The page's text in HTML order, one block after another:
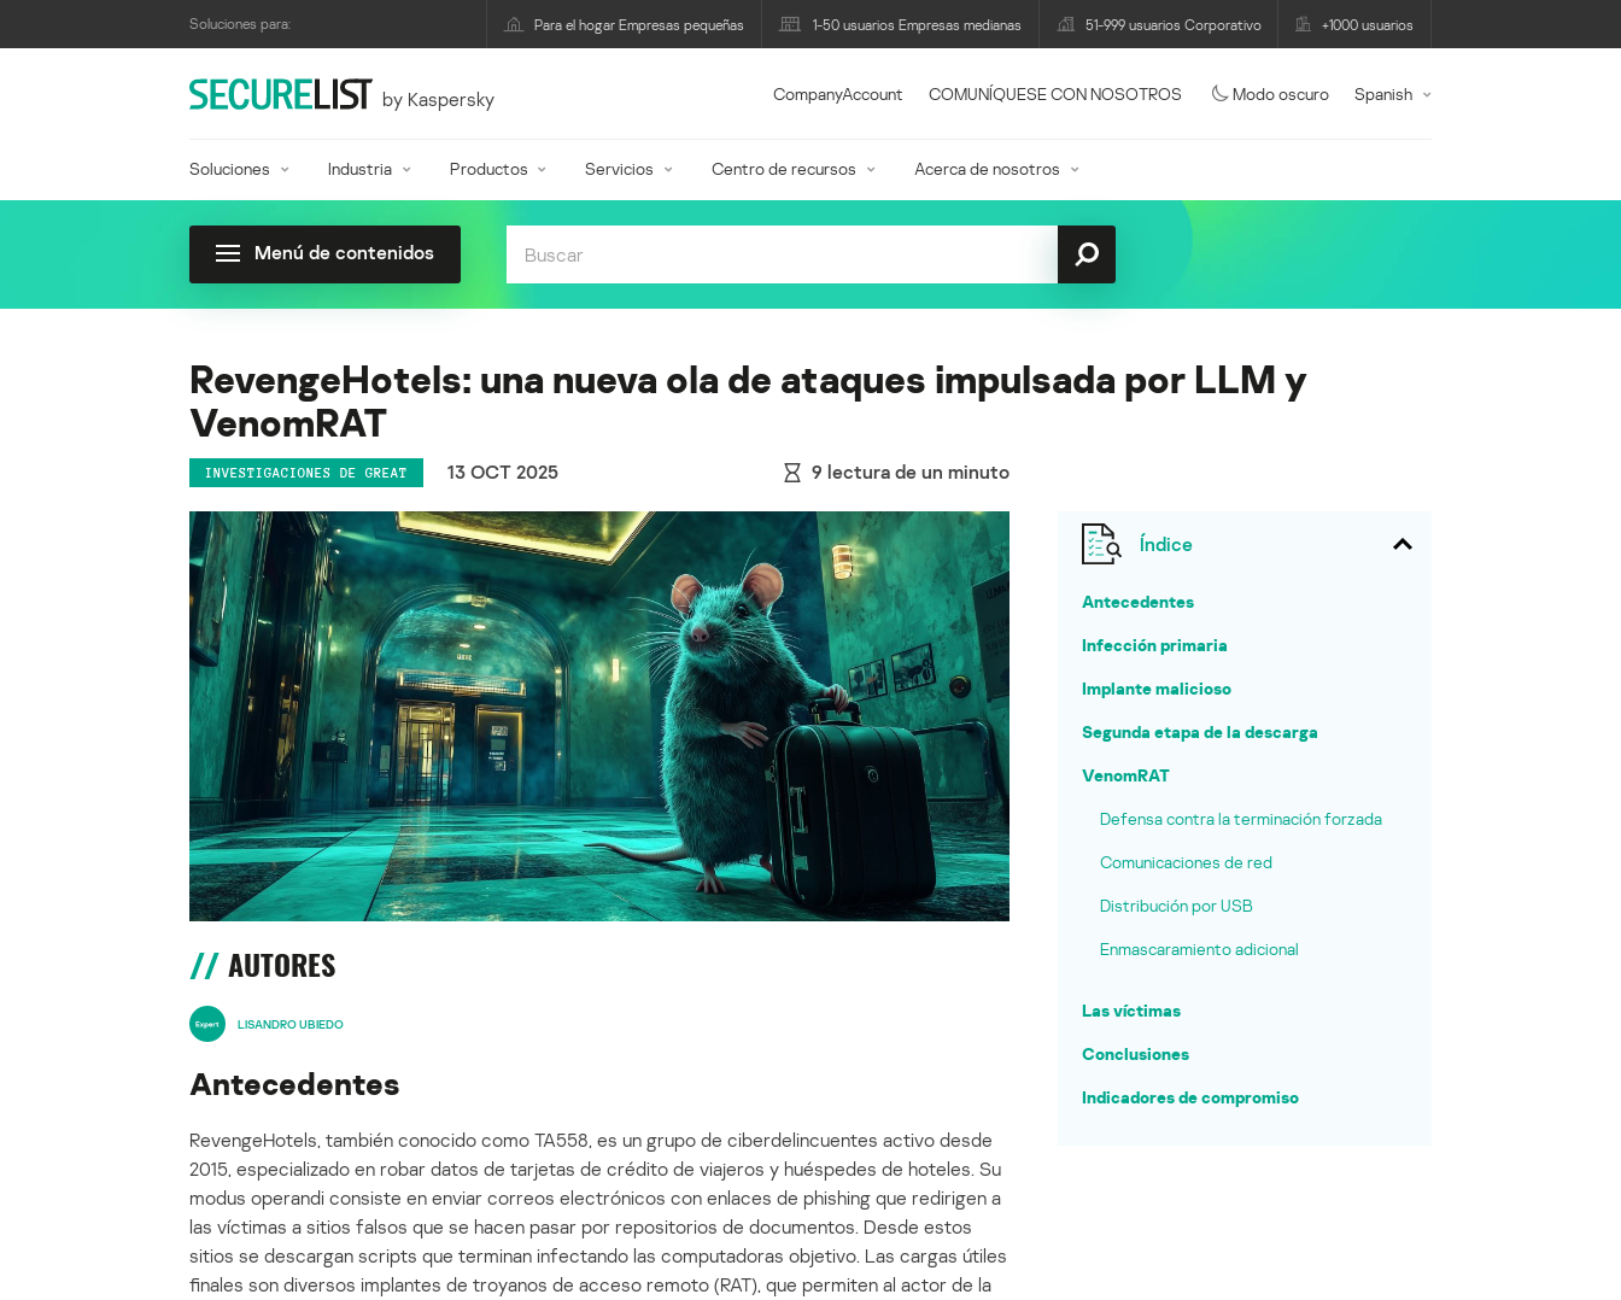
Soluciones para: Para el hogar Empresas pequeñas 1-50 usuarios Empresas medianas 51-999 usuarios Corporativo +1000 usuarios
by Kaspersky CompanyAccount COMUNÍQUESE CON NOSOTROS Modo oscuro Spanish
Soluciones Industria Productos Servicios Centro de recursos Acerca de nosotros
Menú de contenidos
RevengeHotels: una nueva ola de ataques impulsada por LLM y
VenomRAT
INVESTIGACIONES DE GREAT 13 OCT 2025 9 lectura de un minuto
AUTORES
LISANDRO UBIEDO
Antecedentes
RevengeHotels, también conocido como TA558, es un grupo de ciberdelincuentes activo desde
2015, especializado en robar datos de tarjetas de crédito de viajeros y huéspedes de hoteles. Su
modus operandi consiste en enviar correos electrónicos con enlaces de phishing que redirigen a
las víctimas a sitios falsos que se hacen pasar por repositorios de documentos. Desde estos
sitios se descargan scripts que terminan infectando las computadoras objetivo. Las cargas útiles
finales son diversos implantes de troyanos de acceso remoto (RAT), que permiten al actor de la
Índice
Antecedentes
Infección primaria
Implante malicioso
Segunda etapa de la descarga
VenomRAT
Defensa contra la terminación forzada
Comunicaciones de red
Distribución por USB
Enmascaramiento adicional
Las víctimas
Conclusiones
Indicadores de compromiso